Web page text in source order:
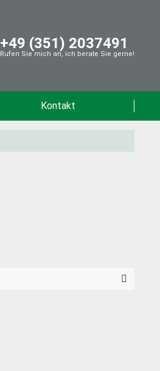
+49 (351) 2037491
Rufen Sie mich an, ich berate Sie gerne!
Kontakt